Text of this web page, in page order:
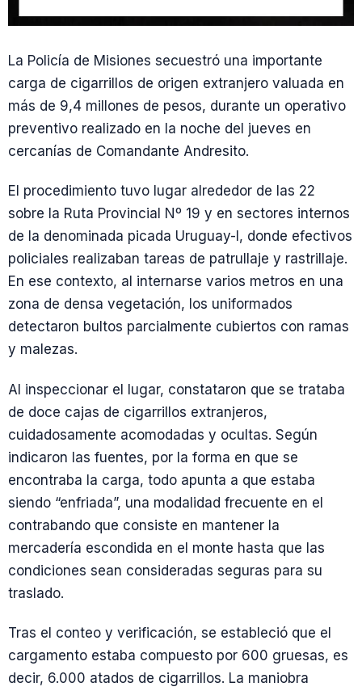
La Policía de Misiones secuestró una importante
carga de cigarrillos de origen extranjero valuada en
más de 9,4 millones de pesos, durante un operativo
preventivo realizado en la noche del jueves en
cercanías de Comandante Andresito.
El procedimiento tuvo lugar alrededor de las 22
sobre la Ruta Provincial Nº 19 y en sectores internos
de la denominada picada Uruguay-I, donde efectivos
policiales realizaban tareas de patrullaje y rastrillaje.
En ese contexto, al internarse varios metros en una
zona de densa vegetación, los uniformados
detectaron bultos parcialmente cubiertos con ramas
y malezas.
Al inspeccionar el lugar, constataron que se trataba
de doce cajas de cigarrillos extranjeros,
cuidadosamente acomodadas y ocultas. Según
indicaron las fuentes, por la forma en que se
encontraba la carga, todo apunta a que estaba
siendo “enfriada”, una modalidad frecuente en el
contrabando que consiste en mantener la
mercadería escondida en el monte hasta que las
condiciones sean consideradas seguras para su
traslado.
Tras el conteo y verificación, se estableció que el
cargamento estaba compuesto por 600 gruesas, es
decir, 6.000 atados de cigarrillos. La maniobra